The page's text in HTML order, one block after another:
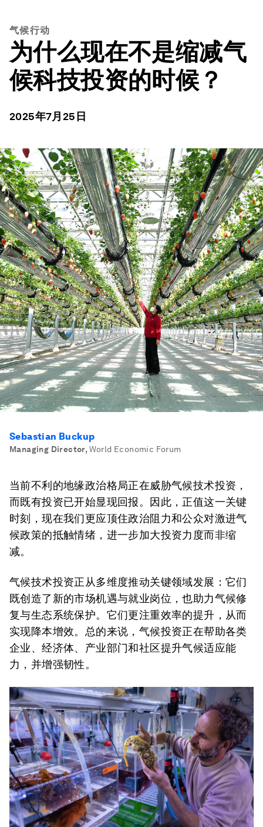
气候行动
为什么现在不是缩减气
候科技投资的时候？
2025年7月25日
Sebastian Buckup
Managing Director, World Economic Forum
当前不利的地缘政治格局正在威胁气候技术投资，
而既有投资已开始显现回报。因此，正值这一关键
时刻，现在我们更应顶住政治阻力和公众对激进气
候政策的抵触情绪，进一步加大投资力度而非缩
减。
气候技术投资正从多维度推动关键领域发展：它们
既创造了新的市场机遇与就业岗位，也助力气候修
复与生态系统保护。它们更注重效率的提升，从而
实现降本增效。总的来说，气候投资正在帮助各类
企业、经济体、产业部门和社区提升气候适应能
力，并增强韧性。